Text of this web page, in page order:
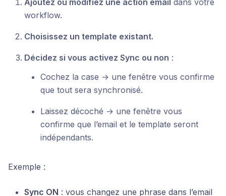
Ajoutez ou modifiez une action email dans votre
workflow.
Choisissez un template existant.
Décidez si vous activez Sync ou non :
Cochez la case → une fenêtre vous confirme
que tout sera synchronisé.
Laissez décoché → une fenêtre vous
confirme que l’email et le template seront
indépendants.
Exemple :
Sync ON : vous changez une phrase dans l’email